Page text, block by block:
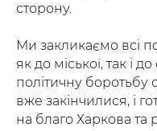
сторону.
Ми закликаємо всі
як до міської, так і
політичну боротьбу
вже закінчилися, і
на благо Харкова та